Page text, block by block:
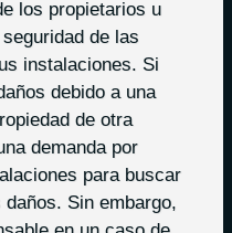
los propietarios u
de las
instalaciones. Si
debido a una
de otra
demanda por
para buscar
Sin embargo,